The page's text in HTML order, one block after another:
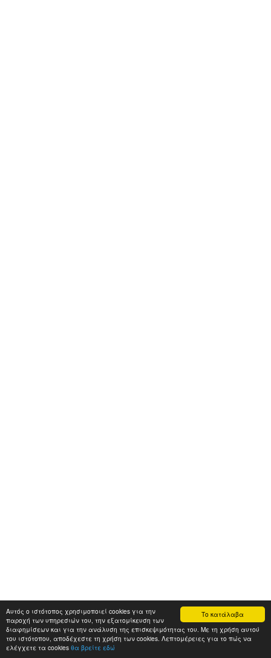
Το κατάλαβα
Αυτός ο ιστότοπος χρησιμοποιεί cookies για την
παροχή των υπηρεσιών του, την εξατομίκευση των
διαφημίσεων και για την ανάλυση της επισκεψιμότητας του. Με τη χρήση αυτού
του ιστότοπου, αποδέχεστε τη χρήση των cookies. Λεπτομέρειες για το πώς να
ελέγχετε τα cookies θα βρείτε εδώ